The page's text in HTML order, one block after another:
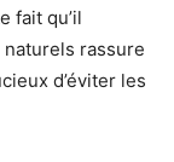
fait qu’il
naturels rassure
d’éviter les